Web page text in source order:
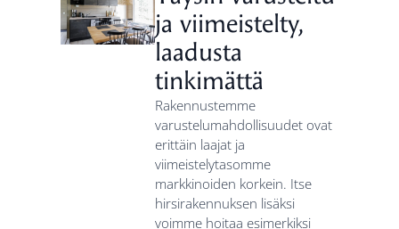
ja viimeistelty,
laadusta
tinkimättä
Rakennustemme
varustelumahdollisuudet ovat
erittäin laajat ja
viimeistelytasomme
markkinoiden korkein. Itse
hirsirakennuksen lisäksi
voimme hoitaa esimerkiksi